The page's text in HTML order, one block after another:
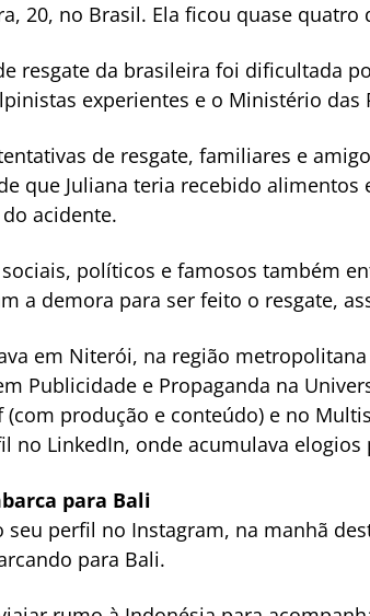
20, no Brasil. Ela ficou quase quatro
resgate da brasileira foi dificultada
experientes e o Ministério das
de resgate, familiares e
que Juliana teria recebido
acidente.
sociais, políticos e famosos também
a demora para ser feito o resgate,
em Niterói, na região
Publicidade e Propaganda na
(com produção e conteúdo) e no
no LinkedIn, onde acumulava elogios
para Bali
seu perfil no Instagram, na manhã
para Bali.